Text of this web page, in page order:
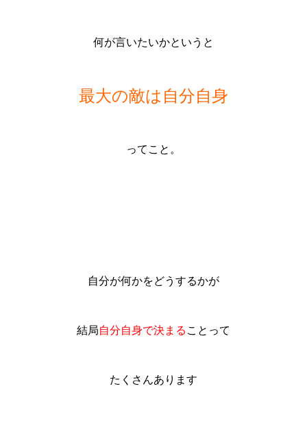
何が言いたいかというと
最大の敵は自分自身
ってこと。
自分が何かをどうするかが
結局自分自身で決まる ことって
たくさんあります